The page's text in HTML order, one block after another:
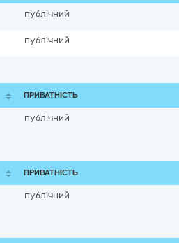
публічний
публічний
ПРИВАТНІСТЬ
публічний
ПРИВАТНІСТЬ
публічний